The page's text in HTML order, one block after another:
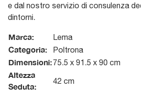
e dal nostro servizio di consulenza
dintorni.
Marca: Lema
Categoria: Poltrona
Dimensioni:75.5 x 91.5 x 90 cm
Altezza
Seduta:
42 cm